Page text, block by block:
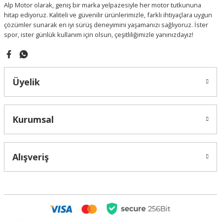
Bu ürüne benzer farklı alternatifler olmalı.
Gönder
Alp Motor olarak, geniş bir marka yelpazesiyle her motor tutkununa
hitap ediyoruz. Kaliteli ve güvenilir ürünlerimizle, farklı ihtiyaçlara uygun
çözümler sunarak en iyi sürüş deneyimini yaşamanızı sağlıyoruz. İster
spor, ister günlük kullanım için olsun, çeşitliliğimizle yanınızdayız!
Üyelik
Kurumsal
Alışveriş